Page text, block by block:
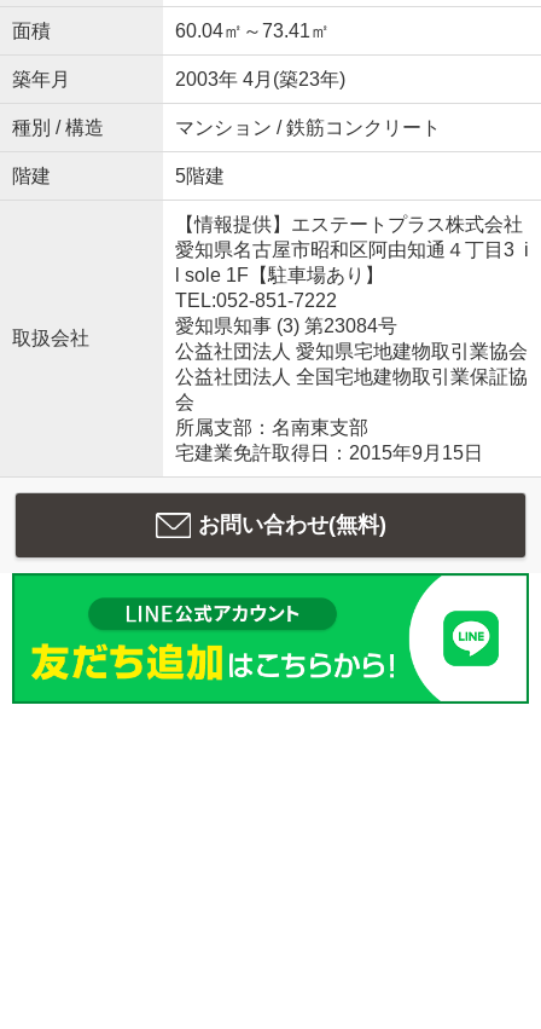
面積 60.04㎡～73.41㎡
築年月 2003年 4月(築23年)
種別 / 構造 マンション / 鉄筋コンクリート
階建 5階建
取扱会社
【情報提供】エステートプラス株式会社
愛知県名古屋市昭和区阿由知通４丁目3 i
l sole 1F【駐車場あり】
TEL:052-851-7222
愛知県知事 (3) 第23084号
公益社団法人 愛知県宅地建物取引業協会
公益社団法人 全国宅地建物取引業保証協
会
所属支部：名南東支部
宅建業免許取得日：2015年9月15日
お問い合わせ(無料)